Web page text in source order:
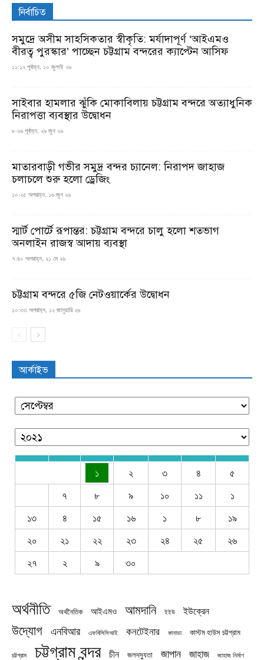
নির্বাচিত
সমুদ্রে অসীম সাহসিকতার স্বীকৃতি: মর্যাদাপূর্ণ ‘আইএমও
বীরত্ব পুরস্কার’ পাচ্ছেন চট্টগ্রাম বন্দরের ক্যাপ্টেন আসিফ
১১:১২ পূর্বাহ্ন, ১০ জুলাই ২৬
সাইবার হামলার ঝুঁকি মোকাবিলায় চট্টগ্রাম বন্দরে অত্যাধুনিক
নিরাপত্তা ব্যবস্থার উদ্বোধন
৮:২৬ পূর্বাহ্ন, ২৯ জুন ২৬
মাতারবাড়ী গভীর সমুদ্র বন্দর চ্যানেল: নিরাপদ জাহাজ
চলাচলে শুরু হলো ড্রেজিং
১০:২৫ অপরাহ্ন, ১৬ জুন ২৬
স্মার্ট পোর্টে রূপান্তর: চট্টগ্রাম বন্দরে চালু হলো শতভাগ
অনলাইন রাজস্ব আদায় ব্যবস্থা
৭:৪০ অপরাহ্ন, ২১ মে ২৬
চট্টগ্রাম বন্দরে ৫জি নেটওয়ার্কের উদ্বোধন
১০:৩৩ অপরাহ্ন, ১২ জানুয়ারি ২৬
আর্কাইভ
১ ২ ৩ ৪
৫
৭
৮ ৯ ১০ ১১
১
১৩
৪ ১৫ ১৬ ১ ৮
১৯
২০
২১ ২২ ২৩ ২৪ ২৫
২৬
২৭
২ ৯ ৩০
অর্থনীতি অর্থনৈতিক আইএমও আমদানি ইইউ ইউক্রেন
উদ্যোগ এনবিআর এফবিসিসিআই কনটেইনার কানাডা কাস্টম হাউস চট্টগ্রাম
চট্টগ্রাম চট্টগ্রাম বন্দর চীন জলদস্যুতা জাপান জাহাজ জাহাজ নির্মাণ